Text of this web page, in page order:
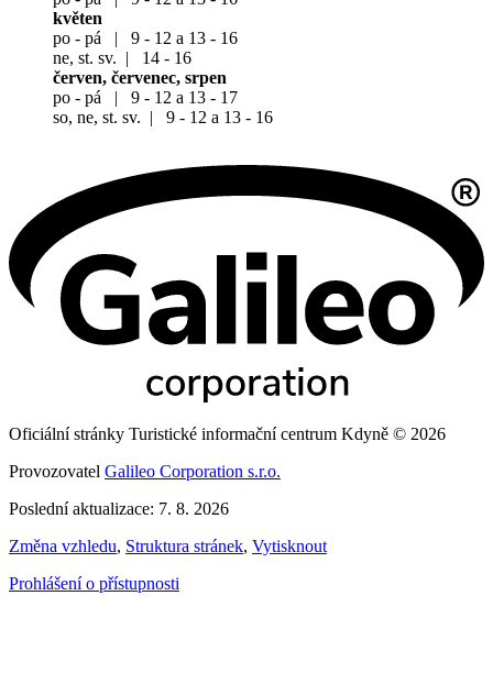
květen
po - pá | 9 - 12 a 13 - 16
ne, st. sv. | 14 - 16
červen, červenec, srpen
po - pá | 9 - 12 a 13 - 17
so, ne, st. sv. | 9 - 12 a 13 - 16
Oficiální stránky Turistické informační centrum Kdyně © 2026
Provozovatel Galileo Corporation s.r.o.
Poslední aktualizace: 7. 8. 2026
Změna vzhledu, Struktura stránek, Vytisknout
Prohlášení o přístupnosti